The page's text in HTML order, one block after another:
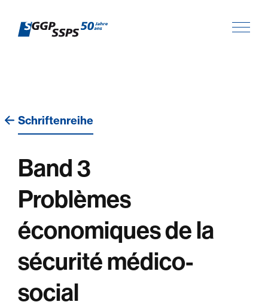
Schriftenreihe
Band 3
Problèmes
économiques de la
sécurité médico-
social